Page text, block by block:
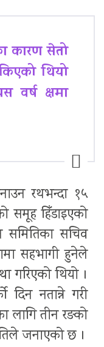
कारण सेतो
थियो
वर्ष क्षमा
रथभन्दा १५
समूह हिँडाइएको
समितिका सचिव
सहभागी हुनेले
गरिएको थियो ।
नतान्ने गरी
लागि तीन रङको
जनाएको छ ।